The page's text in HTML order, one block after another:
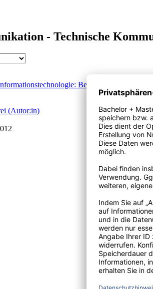
- Technische
Bedeutung der ICT für
(Autor:in)